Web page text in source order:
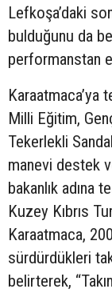
Lefkoşa’daki
bulduğunu da
performanstan
Karaatmaca’ya
Milli Eğitim,
Tekerlekli
manevi destek
bakanlık adına
Kuzey Kıbrıs
Karaatmaca,
sürdürdükleri
belirterek,